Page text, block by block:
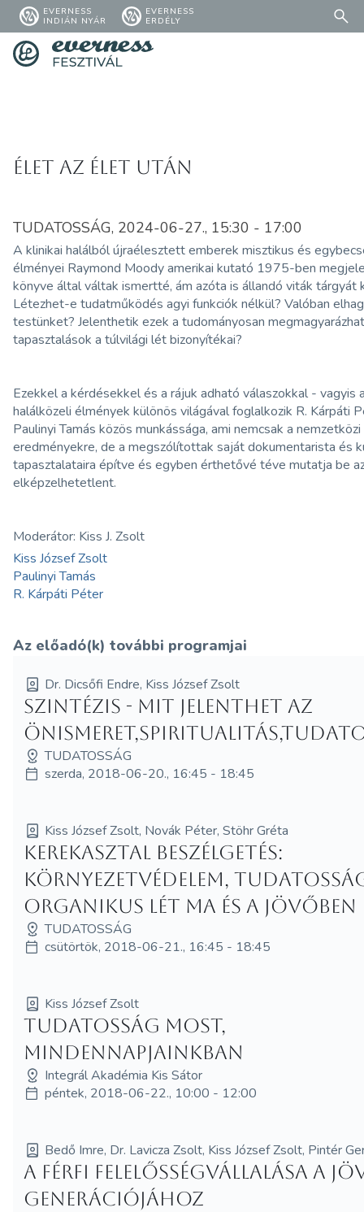
EVERNESS
INDIÁN NYÁR
EVERNESS
ERDÉLY
Élet az élet után
TUDATOSSÁG, 2024-06-27., 15:30 - 17:00
A klinikai halálból újraélesztett emberek misztikus és
élményei Raymond Moody amerikai kutató 1975-ben
könyve által váltak ismertté, ám azóta is állandó viták tárgyát
Létezhet-e tudatműködés agyi funkciók nélkül? Valóban
testünket? Jelenthetik ezek a tudományosan
tapasztalások a túlvilági lét bizonyítékai?
Ezekkel a kérdésekkel és a rájuk adható válaszokkal - vagyis
halálközeli élmények különös világával foglalkozik R. Kárpáti
Paulinyi Tamás közös munkássága, ami nemcsak a nemzetközi
eredményekre, de a megszólítottak saját dokumentarista és
tapasztalataira építve és egyben érthetővé téve mutatja be
elképzelhetetlent.
Moderátor: Kiss J. Zsolt
Kiss József Zsolt
Paulinyi Tamás
R. Kárpáti Péter
Az előadó(k) további programjai
Dr. Dicsőfi Endre, Kiss József Zsolt
Szintézis - Mit jelenthet az
TUDATOSSÁG
szerda, 2018-06-20., 16:45 - 18:45
Kiss József Zsolt, Novák Péter, Stöhr Gréta
Kerekasztal beszélgetés:
környezetvédelem,
organikus lét ma és a jövőben
TUDATOSSÁG
csütörtök, 2018-06-21., 16:45 - 18:45
Kiss József Zsolt
Tudatosság most,
mindennapjainkban
Integrál Akadémia Kis Sátor
péntek, 2018-06-22., 10:00 - 12:00
Bedő Imre, Dr. Lavicza Zsolt, Kiss József Zsolt, Pintér
A férfi felelősségvállalása a
generációjához